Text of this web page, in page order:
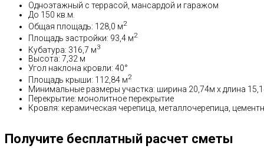
Одноэтажный с террасой, мансардой и гаражом
До 150 кв.м.
Общая площадь: 128,0 м2
Площадь застройки: 93,4 м2
Кубатура: 316,7 м3
Высота: 7,32 м
Угол наклона кровли: 40°
Площадь крыши: 112,84 м2
Минимальные размеры участка: ширина 20,74м x длина
Перекрытие: монолитное перекрытие
Кровля: керамическая черепица, металлочерепица,
Получите бесплатный расчет сметы